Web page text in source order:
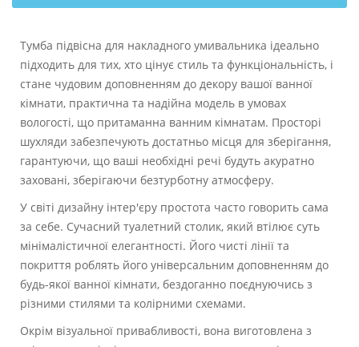
Тумба підвісна для накладного умивальника ідеально
підходить для тих, хто цінує стиль та функціональність, і
стане чудовим доповненням до декору вашої ванної
кімнати, практична та надійна модель в умовах
вологості, що притаманна ванним кімнатам. Просторі
шухляди забезпечують достатньо місця для зберігання,
гарантуючи, що ваші необхідні речі будуть акуратно
заховані, зберігаючи безтурботну атмосферу.
У світі дизайну інтер'єру простота часто говорить сама
за себе. Сучасний туалетний столик, який втілює суть
мінімалістичної елегантності. Його чисті лінії та
покриття роблять його універсальним доповненням до
будь-якої ванної кімнати, бездоганно поєднуючись з
різними стилями та колірними схемами.
Окрім візуальної привабливості, вона виготовлена з